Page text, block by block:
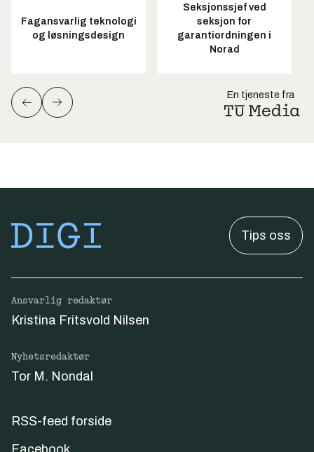
Fagansvarlig teknologi
og løsningsdesign
Seksjonssjef ved
seksjon for
garantiordningen i
Norad
En tjeneste fra
Tips oss
Ansvarlig redaktør
Kristina Fritsvold Nilsen
Nyhetsredaktør
Tor M. Nondal
RSS-feed forside
Facebook